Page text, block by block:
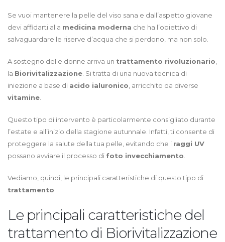
Se vuoi mantenere la pelle del viso sana e dall’aspetto giovane
devi affidarti alla medicina moderna che ha l’obiettivo di
salvaguardare le riserve d’acqua che si perdono, ma non solo.
A sostegno delle donne arriva un trattamento rivoluzionario
la Biorivitalizzazione . Si tratta di una nuova tecnica di
iniezione a base di acido ialuronico , arricchito da diverse
vitamine
Questo tipo di intervento è particolarmente consigliato durante
l’estate e all’inizio della stagione autunnale. Infatti, ti consente di
proteggere la salute della tua pelle, evitando che i raggi UV
possano avviare il processo di foto invecchiamento
Vediamo, quindi, le principali caratteristiche di questo tipo di
trattamento
Le principali caratteristiche del
trattamento di Biorivitalizzazione